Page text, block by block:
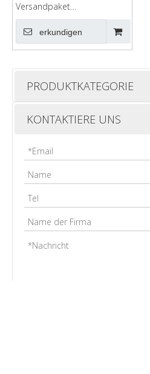
Versandpaket
bestellenKartongröße:
107x64x11cm
erkundigen
PRODUKTKATEGORIE
KONTAKTIERE UNS